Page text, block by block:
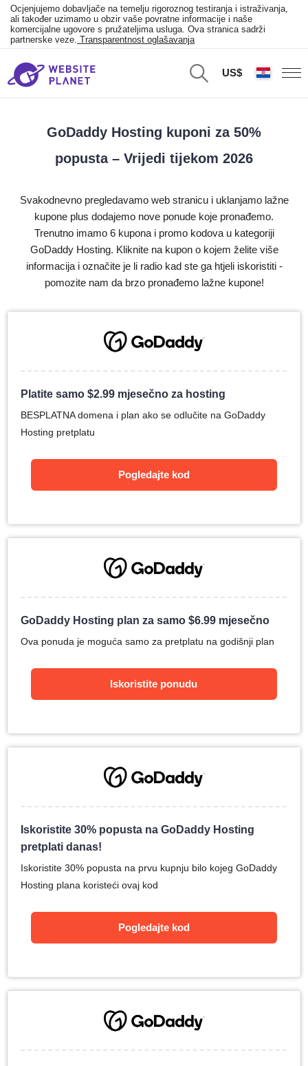
Ocjenjujemo dobavljače na temelju rigoroznog testiranja i istraživanja,
ali također uzimamo u obzir vaše povratne informacije i naše
komercijalne ugovore s pružateljima usluga. Ova stranica sadrži
partnerske veze. Transparentnost oglašavanja
US$
GoDaddy Hosting kuponi za 50%
popusta – Vrijedi tijekom 2026
Svakodnevno pregledavamo web stranicu i uklanjamo lažne
kupone plus dodajemo nove ponude koje pronađemo.
Trenutno imamo 6 kupona i promo kodova u kategoriji
GoDaddy Hosting. Kliknite na kupon o kojem želite više
informacija i označite je li radio kad ste ga htjeli iskoristiti -
pomozite nam da brzo pronađemo lažne kupone!
Platite samo$2.99 mjesečno za hosting
BESPLATNA domena i plan ako se odlučite na GoDaddy
Hosting pretplatu
Pogledajte kod
GoDaddy Hosting plan za samo$6.99 mjesečno
Ova ponuda je moguća samo za pretplatu na godišnji plan
Iskoristite ponudu
Iskoristite 30% popusta na GoDaddy Hosting
pretplati danas!
Iskoristite 30% popusta na prvu kupnju bilo kojeg GoDaddy
Hosting plana koristeći ovaj kod
Pogledajte kod